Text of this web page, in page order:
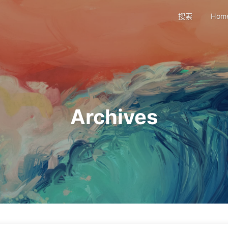
搜索
Archives